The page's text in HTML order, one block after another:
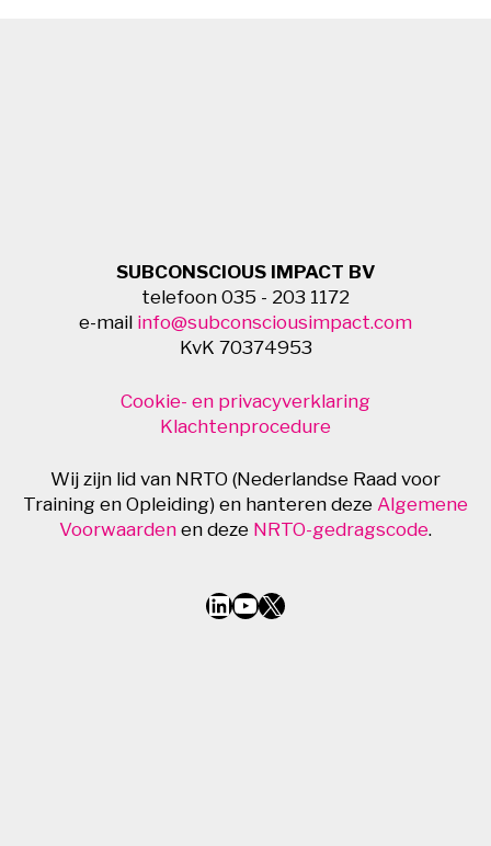
SUBCONSCIOUS IMPACT BV
telefoon 035 - 203 1172
e-mail info@subconsciousimpact.com
KvK 70374953
Cookie- en privacyverklaring
Klachtenprocedure
Wij zijn lid van NRTO (Nederlandse Raad voor
Training en Opleiding) en hanteren deze Algemene
Voorwaarden en deze NRTO-gedragscode.
LinkedIn
YouTube
X